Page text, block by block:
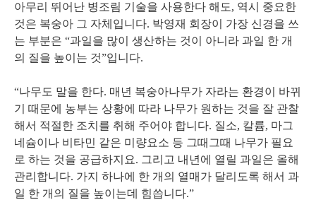
아무리 뛰어난 병조림 기술을 사용한다 해도, 역시 중요한
것은 복숭아 그 자체입니다. 박영재 회장이 가장 신경을 쓰
는 부분은 “과일을 많이 생산하는 것이 아니라 과일 한 개
의 질을 높이는 것”입니다.
“나무도 말을 한다. 매년 복숭아나무가 자라는 환경이 바뀌
기 때문에 농부는 상황에 따라 나무가 원하는 것을 잘 관찰
해서 적절한 조치를 취해 주어야 합니다. 질소, 칼륨, 마그
네슘이나 비타민 같은 미량요소 등 그때그때 나무가 필요
로 하는 것을 공급하지요. 그리고 내년에 열릴 과일은 올해
관리합니다. 가지 하나에 한 개의 열매가 달리도록 해서 과
일 한 개의 질을 높이는데 힘씁니다.”